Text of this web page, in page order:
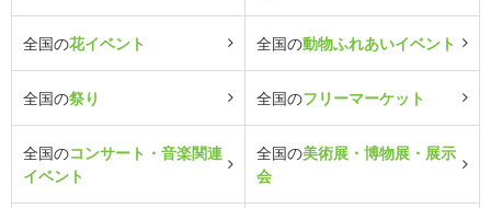
全国の花イベント 全国の動物ふれあいイベント
全国の祭り 全国のフリーマーケット
全国のコンサート・音楽関連
イベント
全国の美術展・博物展・展示
会